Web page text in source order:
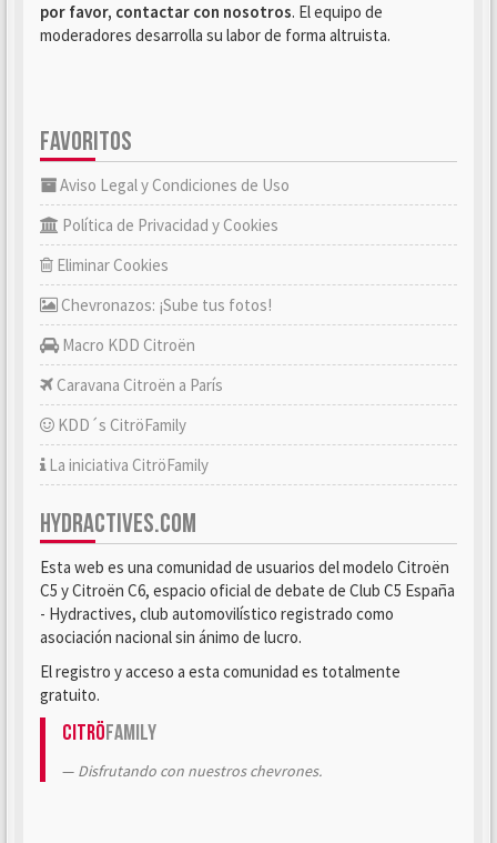
por favor, contactar con nosotros. El equipo de
moderadores desarrolla su labor de forma altruista.
FAVORITOS
Aviso Legal y Condiciones de Uso
Política de Privacidad y Cookies
Eliminar Cookies
Chevronazos: ¡Sube tus fotos!
Macro KDD Citroën
Caravana Citroën a París
KDD´s CitröFamily
La iniciativa CitröFamily
HYDRACTIVES.COM
Esta web es una comunidad de usuarios del modelo Citroën
C5 y Citroën C6, espacio oficial de debate de Club C5 España
- Hydractives, club automovilístico registrado como
asociación nacional sin ánimo de lucro.
El registro y acceso a esta comunidad es totalmente
gratuito.
CitröFamily
Disfrutando con nuestros chevrones.